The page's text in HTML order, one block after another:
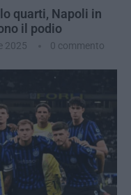
quarti, Napoli in
il podio
2025 0 commento